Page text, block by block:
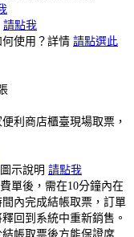
請點我
何使用？詳情 請點選此
利商店櫃臺現場取票，
示說明 請點我
單後，需在10分鐘內在
內完成結帳取票，訂單
回到系統中重新銷售。
帳取票後方能保證席